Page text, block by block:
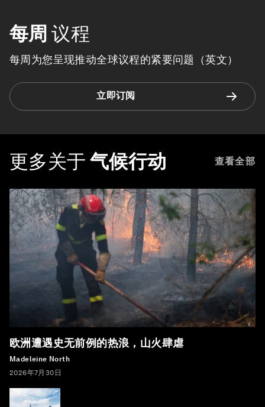
每周 议程
每周为您呈现推动全球议程的紧要问题（英文）
立即订阅
更多关于 气候行动 查看全部
欧洲遭遇史无前例的热浪，山火肆虐
Madeleine North
2026年7月30日